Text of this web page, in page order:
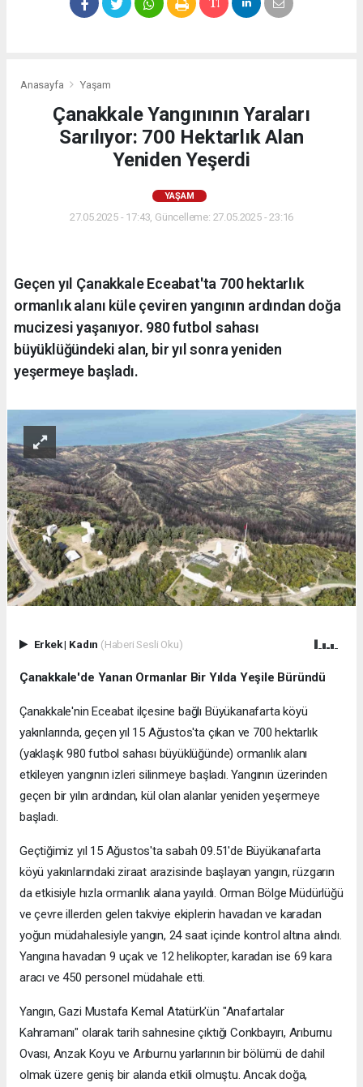
Anasayfa Yaşam
Çanakkale Yangınının Yaraları
Sarılıyor: 700 Hektarlık Alan
Yeniden Yeşerdi
YAŞAM
27.05.2025 - 17:43, Güncelleme: 27.05.2025 - 23:16
Geçen yıl Çanakkale Eceabat'ta 700 hektarlık
ormanlık alanı küle çeviren yangının ardından doğa
mucizesi yaşanıyor. 980 futbol sahası
büyüklüğündeki alan, bir yıl sonra yeniden
yeşermeye başladı.
Erkek| Kadın (Haberi Sesli Oku)
Çanakkale'de Yanan Ormanlar Bir Yılda Yeşile Büründü
Çanakkale'nin Eceabat ilçesine bağlı Büyükanafarta köyü
yakınlarında, geçen yıl 15 Ağustos'ta çıkan ve 700 hektarlık
(yaklaşık 980 futbol sahası büyüklüğünde) ormanlık alanı
etkileyen yangının izleri silinmeye başladı. Yangının üzerinden
geçen bir yılın ardından, kül olan alanlar yeniden yeşermeye
başladı.
Geçtiğimiz yıl 15 Ağustos'ta sabah 09.51'de Büyükanafarta
köyü yakınlarındaki ziraat arazisinde başlayan yangın, rüzgarın
da etkisiyle hızla ormanlık alana yayıldı. Orman Bölge Müdürlüğü
ve çevre illerden gelen takviye ekiplerin havadan ve karadan
yoğun müdahalesiyle yangın, 24 saat içinde kontrol altına alındı.
Yangına havadan 9 uçak ve 12 helikopter, karadan ise 69 kara
aracı ve 450 personel müdahale etti.
Yangın, Gazi Mustafa Kemal Atatürk'ün "Anafartalar
Kahramanı" olarak tarih sahnesine çıktığı Conkbayırı, Arıburnu
Ovası, Anzak Koyu ve Arıburnu yarlarının bir bölümü de dahil
olmak üzere geniş bir alanda etkili olmuştu. Ancak doğa,